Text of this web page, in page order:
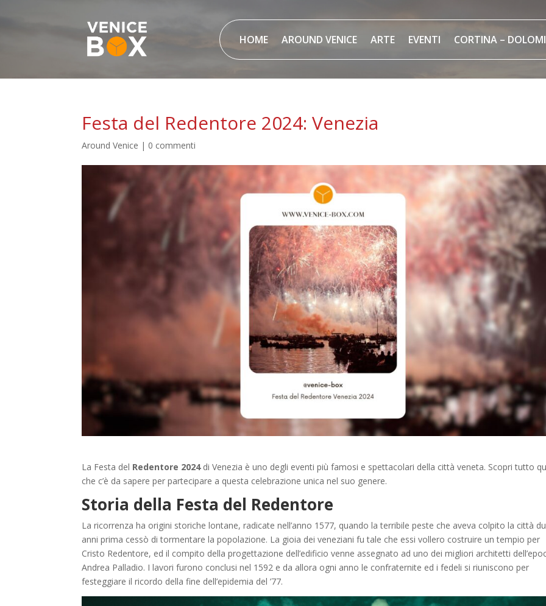
HOME AROUND VENICE ARTE EVENTI CORTINA –
Festa del Redentore 2024: Venezia
Around Venice | 0 commenti
La Festa del Redentore 2024di Venezia è uno degli eventi più famosi e spettacolari della città veneta. Scopri tutto
che c’è da sapere per partecipare a questa celebrazione unica nel suo genere.
Storia della Festa del Redentore
La ricorrenza ha origini storiche lontane, radicate nell’anno 1577, quando la terribile peste che aveva colpito la città
anni prima cessò di tormentare la popolazione. La gioia dei veneziani fu tale che essi vollero costruire un tempio per
Cristo Redentore, ed il compito della progettazione dell’edificio venne assegnato ad uno dei migliori architetti
Andrea Palladio. I lavori furono conclusi nel 1592 e da allora ogni anno le confraternite ed i fedeli si riuniscono per
festeggiare il ricordo della fine dell’epidemia del ’77.